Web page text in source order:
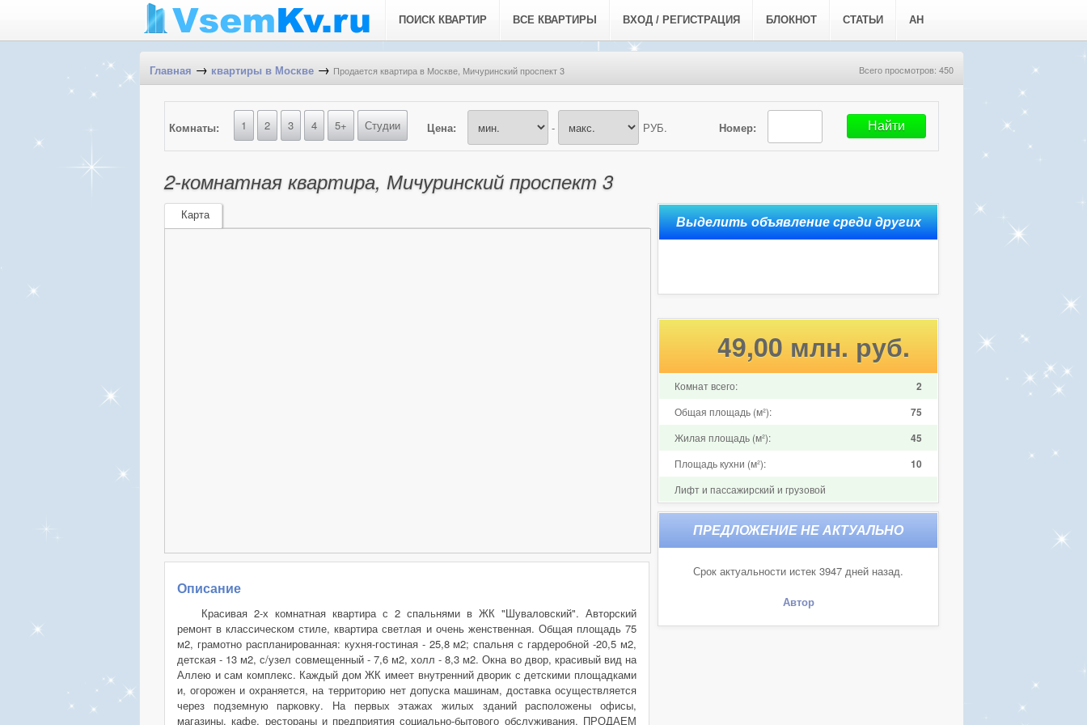
ПОИСК КВАРТИР ВСЕ КВАРТИРЫ ВХОД / РЕГИСТРАЦИЯ БЛОКНОТ СТАТЬИ АН
Главная → квартиры в Москве → Продается квартира в Москве, Мичуринский проспект 3 Всего просмотров: 450
Номер:
Комнаты: 1 2 3 4 5+ Студии Цена: - РУБ.
2-комнатная квартира, Мичуринский проспект 3
Карта
Описание
Красивая 2-х комнатная квартира с 2 спальнями в ЖК "Шуваловский". Авторский
ремонт в классическом стиле, квартира светлая и очень женственная. Общая площадь 75
м2, грамотно распланированная: кухня-гостиная - 25,8 м2; спальня с гардеробной -20,5 м2,
детская - 13 м2, с/узел совмещенный - 7,6 м2, холл - 8,3 м2. Окна во двор, красивый вид на
Аллею и сам комплекс. Каждый дом ЖК имеет внутренний дворик с детскими площадками
и, огорожен и охраняется, на территорию нет допуска машинам, доставка осуществляется
через подземную парковку. На первых этажах жилых зданий расположены офисы,
магазины, кафе, рестораны и предприятия социально-бытового обслуживания. ПРОДАЕМ
49,00 млн. руб.
Комнат всего: 2
Общая площадь (м²): 75
Жилая площадь (м²): 45
Площадь кухни (м²): 10
Лифт и пассажирский и грузовой
Срок актуальности истек 3947 дней назад.
Автор